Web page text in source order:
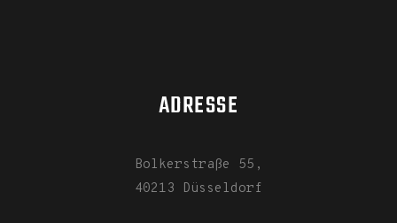
ADRESSE
Bolkerstraße 55,
40213 Düsseldorf